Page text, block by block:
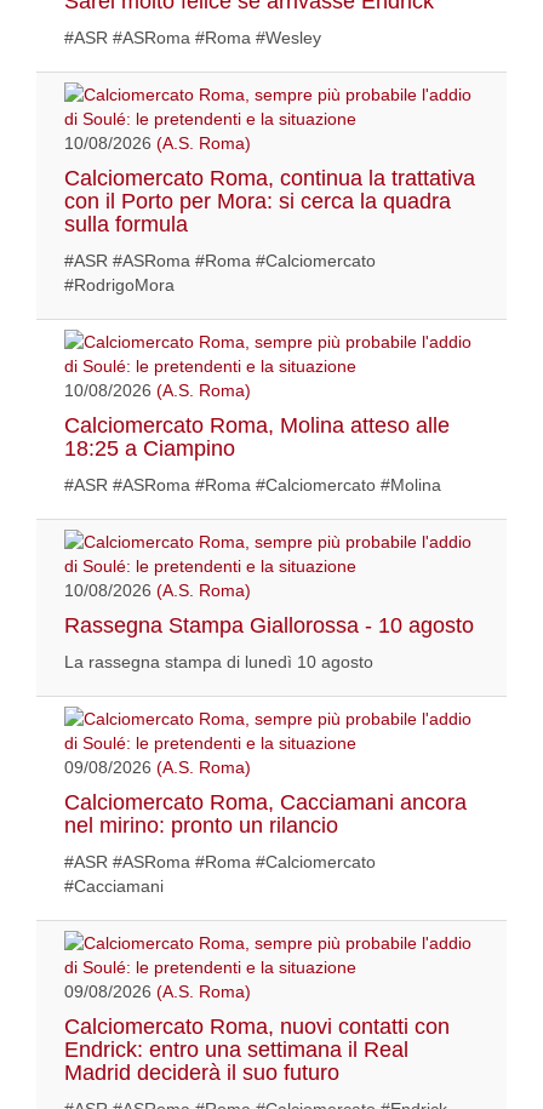
#ASR #ASRoma #Roma #Wesley
10/08/2026 (A.S. Roma)
Calciomercato Roma, continua la trattativa
con il Porto per Mora: si cerca la quadra
sulla formula
#ASR #ASRoma #Roma #Calciomercato
#RodrigoMora
10/08/2026 (A.S. Roma)
Calciomercato Roma, Molina atteso alle
18:25 a Ciampino
#ASR #ASRoma #Roma #Calciomercato #Molina
10/08/2026 (A.S. Roma)
Rassegna Stampa Giallorossa - 10 agosto
La rassegna stampa di lunedì 10 agosto
09/08/2026 (A.S. Roma)
Calciomercato Roma, Cacciamani ancora
nel mirino: pronto un rilancio
#ASR #ASRoma #Roma #Calciomercato
#Cacciamani
09/08/2026 (A.S. Roma)
Calciomercato Roma, nuovi contatti con
Endrick: entro una settimana il Real
Madrid deciderà il suo futuro